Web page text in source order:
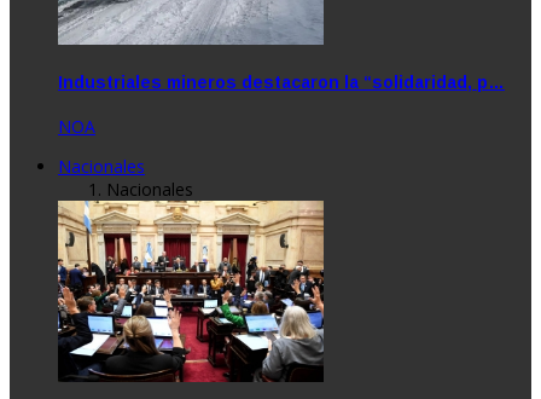
Industriales mineros destacaron la “solidaridad, p…
NOA
Nacionales
Nacionales